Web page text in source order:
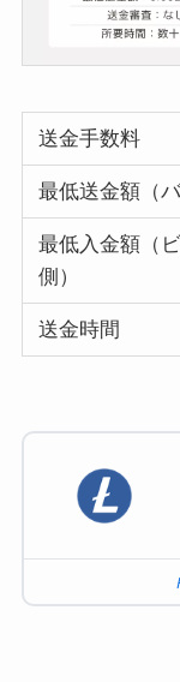
送金手数料
最低送金額（
最低入金額（
側）
送金時間